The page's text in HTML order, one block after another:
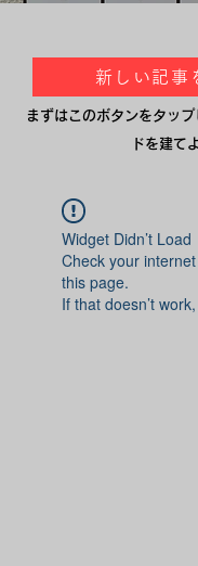
新しい記事
まずはこのボタンをタッ
ドを建て
Widget Didn’t Load
Check your
this page.
If that doesn’t